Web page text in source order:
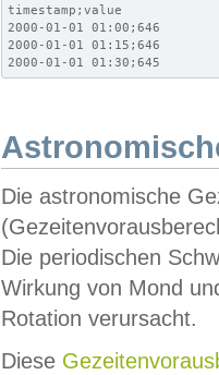
timestamp;value
2000-01-01 01:00;646
2000-01-01 01:15;646
2000-01-01 01:30;645
Die astronomische
Die periodischen
Wirkung von Mond
Rotation verursacht.
Diese